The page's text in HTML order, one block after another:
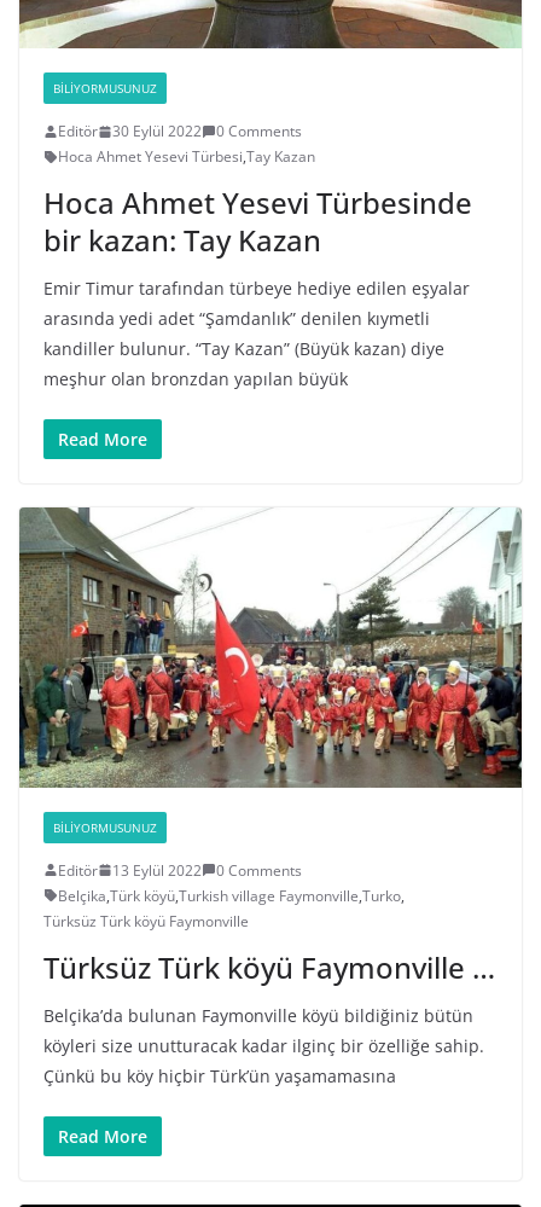
BILIYORMUSUNUZ
Editör 30 Eylül 2022
0 Comments
Hoca Ahmet Yesevi Türbesi,Tay Kazan
Hoca Ahmet Yesevi Türbesinde
bir kazan: Tay Kazan
Emir Timur tarafından türbeye hediye edilen eşyalar
arasında yedi adet “Şamdanlık” denilen kıymetli
kandiller bulunur. “Tay Kazan” (Büyük kazan) diye
meşhur olan bronzdan yapılan büyük
Read More
BILIYORMUSUNUZ
Editör 13 Eylül 2022
0 Comments
Belçika,Türk köyü,Turkish village Faymonville,Turko,
Türksüz Türk köyü Faymonville
Türksüz Türk köyü Faymonville …
Belçika’da bulunan Faymonville köyü bildiğiniz bütün
köyleri size unutturacak kadar ilginç bir özelliğe sahip.
Çünkü bu köy hiçbir Türk’ün yaşamamasına
Read More